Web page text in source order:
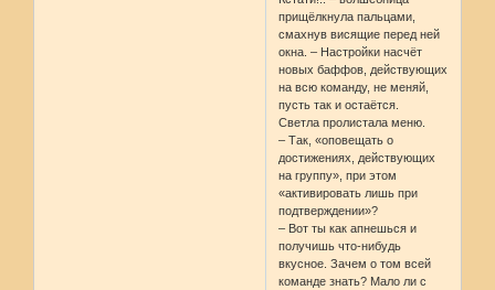
прищёлкнула пальцами,
смахнув висящие перед ней
окна. – Настройки насчёт
новых баффов, действующих
на всю команду, не меняй,
пусть так и остаётся.
Светла пролистала меню.
– Так, «оповещать о
достижениях, действующих
на группу», при этом
«активировать лишь при
подтверждении»?
– Вот ты как апнешься и
получишь что-нибудь
вкусное. Зачем о том всей
команде знать? Мало ли с